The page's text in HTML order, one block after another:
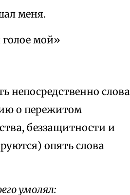
меня.
мой»
непосредственно слова
о пережитом
беззащитности и
опять слова
умолял: